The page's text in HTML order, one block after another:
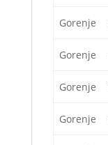
Gorenje
Gorenje
Gorenje
Gorenje